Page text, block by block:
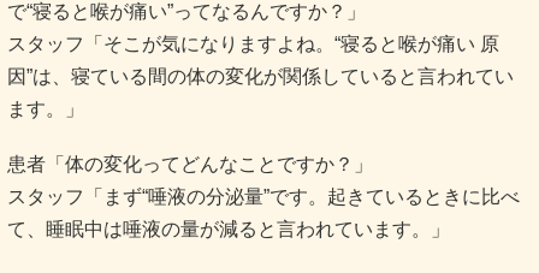
で“寝ると喉が痛い”ってなるんですか？」
スタッフ「そこが気になりますよね。“寝ると喉が痛い 原
因”は、寝ている間の体の変化が関係していると言われてい
ます。」
患者「体の変化ってどんなことですか？」
スタッフ「まず“唾液の分泌量”です。起きているときに比べ
て、睡眠中は唾液の量が減ると言われています。」